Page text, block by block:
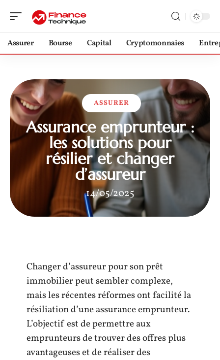
Assurer Bourse Capital Cryptomonnaies
ASSURER
Assurance emprunteur :
les solutions pour
résilier et changer
d’assureur
14/05/2025
Changer d’assureur pour son prêt
immobilier peut sembler complexe,
mais les récentes réformes ont facilité la
résiliation d’une assurance emprunteur.
L’objectif est de permettre aux
emprunteurs de trouver des offres plus
avantageuses et de réaliser des